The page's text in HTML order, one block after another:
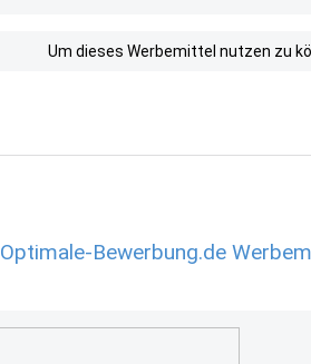
Um dieses Werbemittel nutzen zu
Optimale-Bewerbung.de